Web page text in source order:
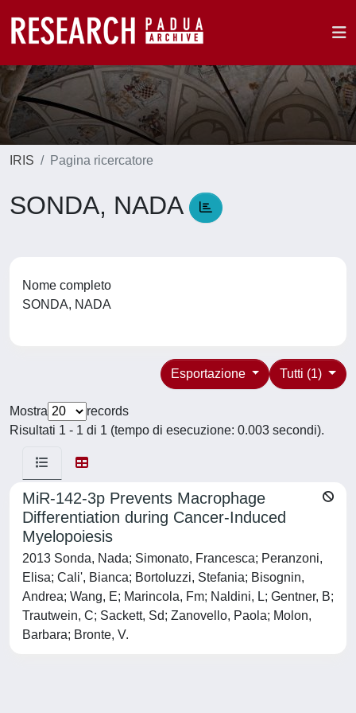
IRIS Pagina ricercatore
SONDA, NADA
Nome completo
SONDA, NADA
Tutti (1)
Esportazione
Mostra
records
Risultati 1 - 1 di 1 (tempo di esecuzione: 0.003 secondi).
MiR-142-3p Prevents Macrophage
Differentiation during Cancer-Induced
Myelopoiesis
2013 Sonda, Nada; Simonato, Francesca; Peranzoni,
Elisa; Cali', Bianca; Bortoluzzi, Stefania; Bisognin,
Andrea; Wang, E; Marincola, Fm; Naldini, L; Gentner, B;
Trautwein, C; Sackett, Sd; Zanovello, Paola; Molon,
Barbara; Bronte, V.